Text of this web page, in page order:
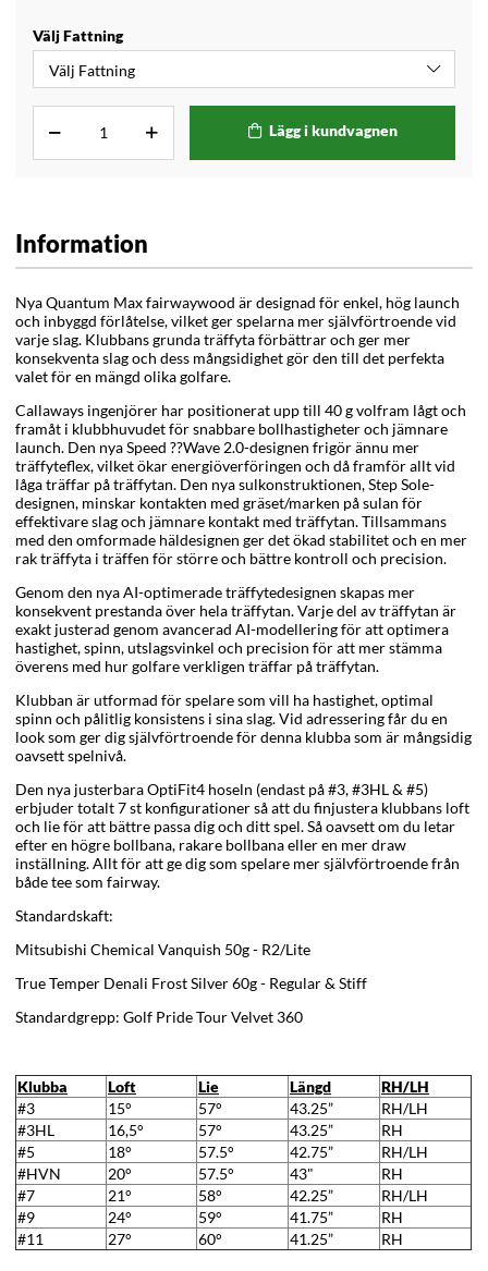
Välj Fattning
Lägg i kundvagnen
Information
Nya Quantum Max fairwaywood är designad för enkel, hög launch
och inbyggd förlåtelse, vilket ger spelarna mer självförtroende vid
varje slag. Klubbans grunda träffyta förbättrar och ger mer
konsekventa slag och dess mångsidighet gör den till det perfekta
valet för en mängd olika golfare.
Callaways ingenjörer har positionerat upp till 40 g volfram lågt och
framåt i klubbhuvudet för snabbare bollhastigheter och jämnare
launch. Den nya Speed ??Wave 2.0-designen frigör ännu mer
träffyteflex, vilket ökar energiöverföringen och då framför allt vid
låga träffar på träffytan. Den nya sulkonstruktionen, Step Sole-
designen, minskar kontakten med gräset/marken på sulan för
effektivare slag och jämnare kontakt med träffytan. Tillsammans
med den omformade häldesignen ger det ökad stabilitet och en mer
rak träffyta i träffen för större och bättre kontroll och precision.
Genom den nya AI-optimerade träffytedesignen skapas mer
konsekvent prestanda över hela träffytan. Varje del av träffytan är
exakt justerad genom avancerad AI-modellering för att optimera
hastighet, spinn, utslagsvinkel och precision för att mer stämma
överens med hur golfare verkligen träffar på träffytan.
Klubban är utformad för spelare som vill ha hastighet, optimal
spinn och pålitlig konsistens i sina slag. Vid adressering får du en
look som ger dig självförtroende för denna klubba som är mångsidig
oavsett spelnivå.
Den nya justerbara OptiFit4 hoseln (endast på #3, #3HL & #5)
erbjuder totalt 7 st konfigurationer så att du finjustera klubbans loft
och lie för att bättre passa dig och ditt spel. Så oavsett om du letar
efter en högre bollbana, rakare bollbana eller en mer draw
inställning. Allt för att ge dig som spelare mer självförtroende från
både tee som fairway.
Standardskaft:
Mitsubishi Chemical Vanquish 50g - R2/Lite
True Temper Denali Frost Silver 60g - Regular & Stiff
Standardgrepp: Golf Pride Tour Velvet 360
Klubba Loft Lie Längd
RH/LH
#3
15° 57° 43.25”
RH/LH
#3HL
16,5° 57° 43.25”
RH
#5
18° 57.5° 42.75”
RH/LH
#HVN
20° 57.5° 43"
RH
#7
21° 58° 42.25”
RH/LH
#9
24° 59° 41.75”
RH
#11
27° 60° 41.25” RH